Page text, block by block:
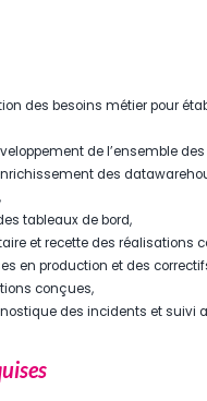
des besoins métier pour
de l’ensemble
des
tableaux de bord,
et recette des réalisations
en production et des
conçues,
des incidents et suivi